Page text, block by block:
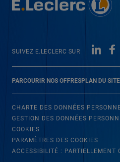
PARCOURIR NOS OFFRESPLAN DU SITE
SUIVEZ E.LECLERC SUR
CHARTE DES DONNÉES
GESTION DES DONNÉES
COOKIES
PARAMÈTRES DES COOKIES
ACCESSIBILITÉ : PARTIELLEMENT